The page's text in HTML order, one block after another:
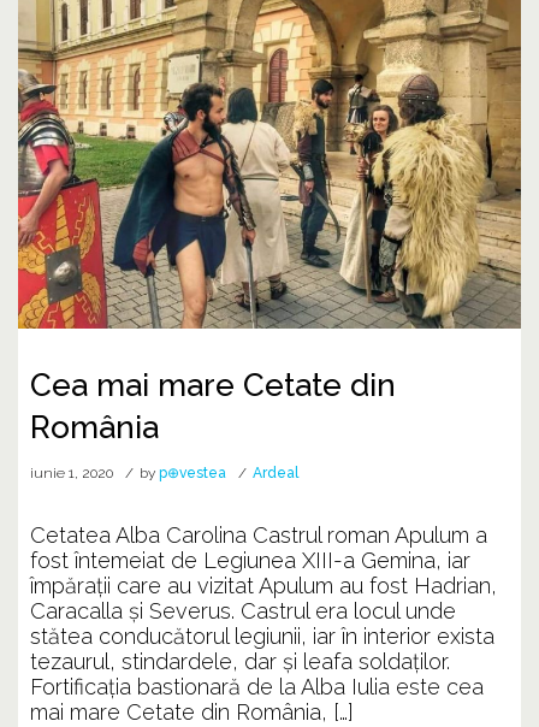
Cea mai mare Cetate din
România
iunie 1, 2020 by p⊕vestea Ardeal
Cetatea Alba Carolina Castrul roman Apulum a
fost întemeiat de Legiunea XIII-a Gemina, iar
împărații care au vizitat Apulum au fost Hadrian,
Caracalla și Severus. Castrul era locul unde
stătea conducătorul legiunii, iar în interior exista
tezaurul, stindardele, dar și leafa soldaților.
Fortificația bastionară de la Alba Iulia este cea
mai mare Cetate din România, […]